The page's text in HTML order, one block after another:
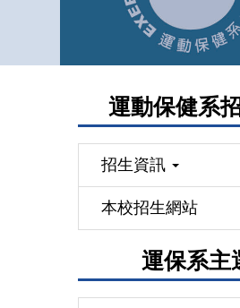
運動保健系
招生資訊
本校招生網站
運保系主